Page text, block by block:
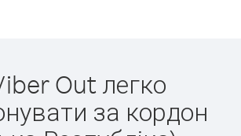
Out легко
за кордон